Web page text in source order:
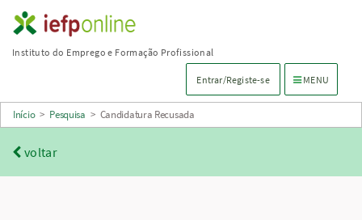
Saltar
para
principal
Instituto do Emprego e Formação Profissional
Entrar/Registe-se Menu de
MENU
Início > Pesquisa > Candidatura Recusada
voltar